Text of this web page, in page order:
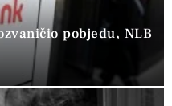
pobjedu, NLB